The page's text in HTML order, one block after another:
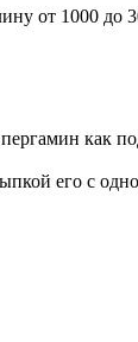
от 1000 до
как
его с